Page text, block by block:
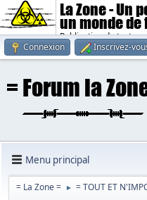
La Zone - Un
un monde de
Publication de textes
Connexion
Inscrivez-
Menu principal
= La Zone = ► = TOUT ET